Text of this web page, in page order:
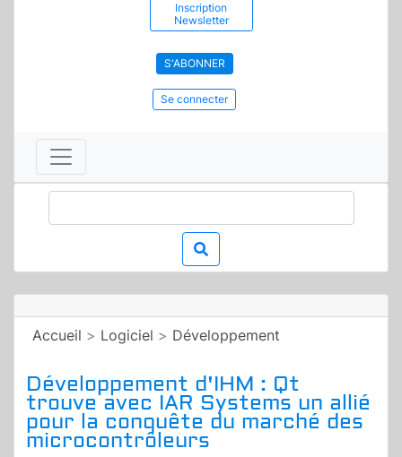
Inscription
Newsletter
S'ABONNER
Se connecter
Accueil > Logiciel > Développement
Développement d'IHM : Qt
trouve avec IAR Systems un allié
pour la conquête du marché des
microcontrôleurs